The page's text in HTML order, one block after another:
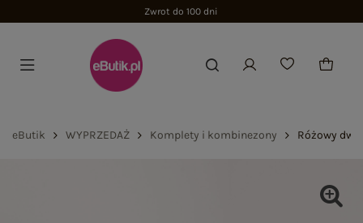
Zwrot do 100 dni
eButik WYPRZEDAŻ Komplety i kombinezony Różowy